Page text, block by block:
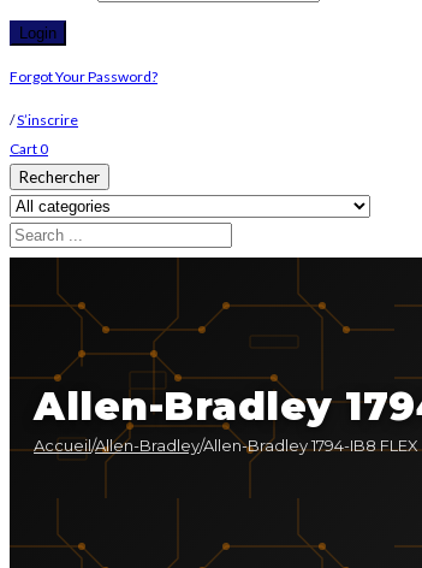
Forgot Your Password?
/S’inscrire
Cart0
Rechercher
Allen-Bradley
Accueil/Allen-Bradley/Allen-Bradley 1794-IB8